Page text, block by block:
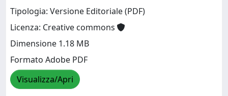
Tipologia: Versione Editoriale (PDF)
Licenza: Creative commons
Dimensione 1.18 MB
Formato Adobe PDF
Visualizza/Apri